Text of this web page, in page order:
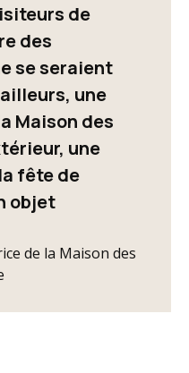
de
des
se seraient
une
Maison des
une
fête de
objet
de la Maison des